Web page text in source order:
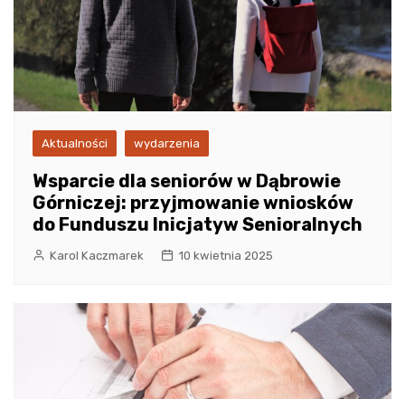
Aktualności wydarzenia
Wsparcie dla seniorów w Dąbrowie
Górniczej: przyjmowanie wniosków
do Funduszu Inicjatyw Senioralnych
Karol Kaczmarek 10 kwietnia 2025